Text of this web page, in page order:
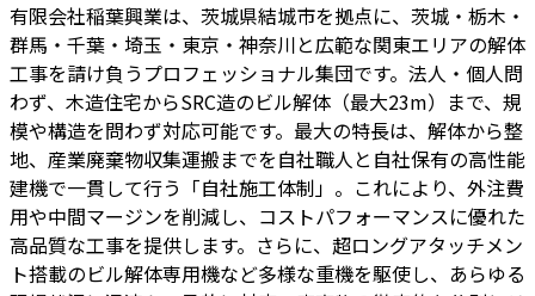
有限会社稲葉興業は、茨城県結城市を拠点に、茨城・栃木・
群馬・千葉・埼玉・東京・神奈川と広範な関東エリアの解体
工事を請け負うプロフェッショナル集団です。法人・個人問
わず、木造住宅からSRC造のビル解体（最大23m）まで、規
模や構造を問わず対応可能です。最大の特長は、解体から整
地、産業廃棄物収集運搬までを自社職人と自社保有の高性能
建機で一貫して行う「自社施工体制」。これにより、外注費
用や中間マージンを削減し、コストパフォーマンスに優れた
高品質な工事を提供します。さらに、超ロングアタッチメン
ト搭載のビル解体専用機など多様な重機を駆使し、あらゆる